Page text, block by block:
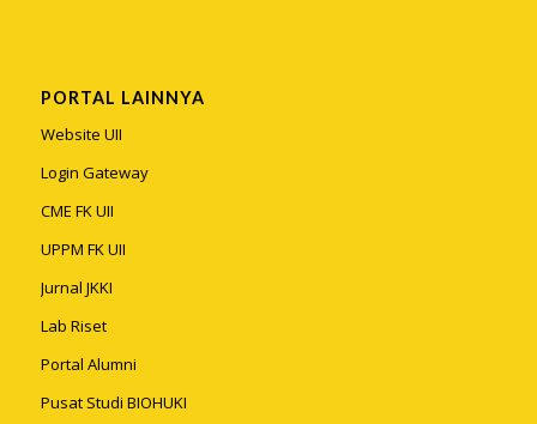
PORTAL LAINNYA
Website UII
Login Gateway
CME FK UII
UPPM FK UII
Jurnal JKKI
Lab Riset
Portal Alumni
Pusat Studi BIOHUKI